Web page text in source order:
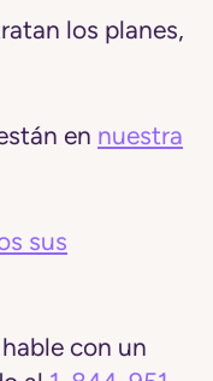
los planes,
en nuestra
sus
con un